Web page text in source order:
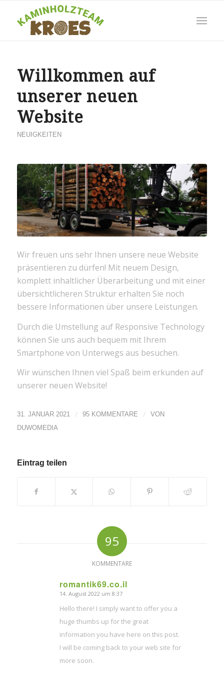
Willkommen auf
unserer neuen
Website
NEUIGKEITEN
Wir freuen uns sehr Ihnen unsere neue Website
präsentieren zu dürfen! Mit neuem Design,
komplett inhaltlicher Überarbeitung und mit einer
übersichtlicheren Struktur erhalten Sie noch
bessere Informationen über unsere Leistungen.
Durch die Umstellung auf Responsive Technology
können Sie uns auch bequem mit Ihrem
Smartphone von Unterwegs aus besuchen.
Wir wünschen Ihnen viel Spaß beim erkunden auf
unserer neuen Website!
31. JANUAR 2021 / 95 KOMMENTARE /
VON
DUWOMEDIA
Eintrag teilen
95
KOMMENTARE
romantik69.co.il
sagte:
14. August 2022 um 8:37
Hello there! I simply want to offer you a
huge thumbs up for the great
information you have here on this post.
I will be coming back to your web site for
more soon.